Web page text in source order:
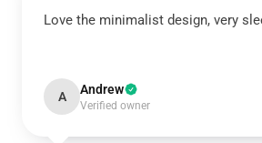
Love the minimalist design, very
A Andrew
Verified owner